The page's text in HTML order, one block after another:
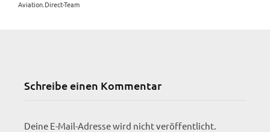
Aviation.Direct-Team
Schreibe einen Kommentar
Deine E-Mail-Adresse wird nicht veröffentlicht.